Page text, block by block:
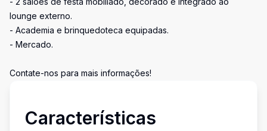
lounge externo.
- Academia e brinquedoteca equipadas.
- Mercado.
Contate-nos para mais informações!
Características